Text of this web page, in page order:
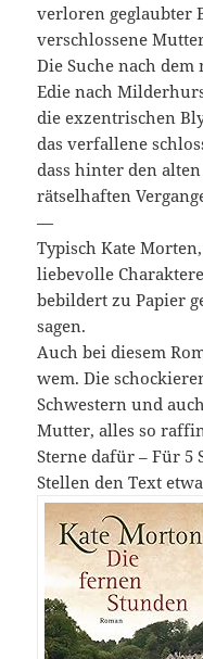
verloren geglaubter
verschlossene
Die Suche nach
Edie nach
die exzentrischen
das verfallene
dass hinter den
rätselhaften
—
Typisch Kate
liebevolle
bebildert zu Papier
sagen.
Auch bei diesem
wem. Die
Schwestern und
Mutter, alles so
Sterne dafür – Für 5
Stellen den Text